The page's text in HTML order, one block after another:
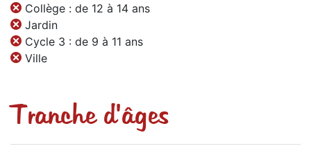
Collège : de 12 à 14 ans
Jardin
Cycle 3 : de 9 à 11 ans
Ville
Tranche d'âges